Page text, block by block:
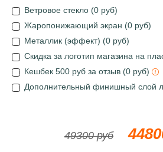
Ветровое стекло (0 руб)
Жаропонижающий экран (0 руб)
Металлик (эффект) (0 руб)
Скидка за логотип магазина на
Кешбек 500 руб за отзыв (0 руб)
Дополнительный финишный слой
49300 руб